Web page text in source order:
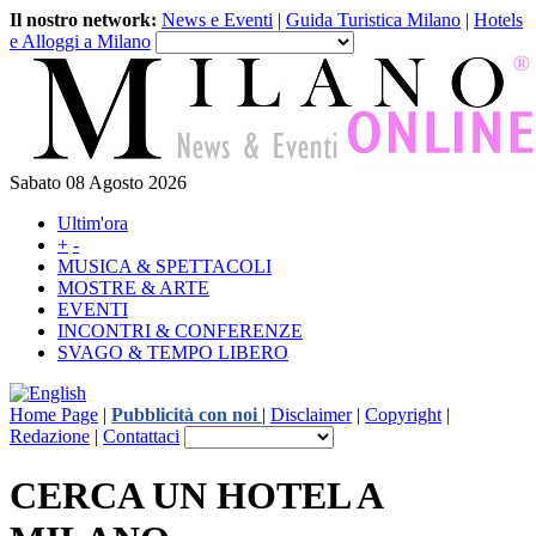
Il nostro network: News e Eventi | Guida Turistica Milano | Hotels
e Alloggi a Milano
Sabato 08 Agosto 2026
Ultim'ora
+ -
MUSICA & SPETTACOLI
MOSTRE & ARTE
EVENTI
INCONTRI & CONFERENZE
SVAGO & TEMPO LIBERO
Home Page | Pubblicità con noi | Disclaimer| Copyright |
Redazione | Contattaci
CERCA UN HOTEL A